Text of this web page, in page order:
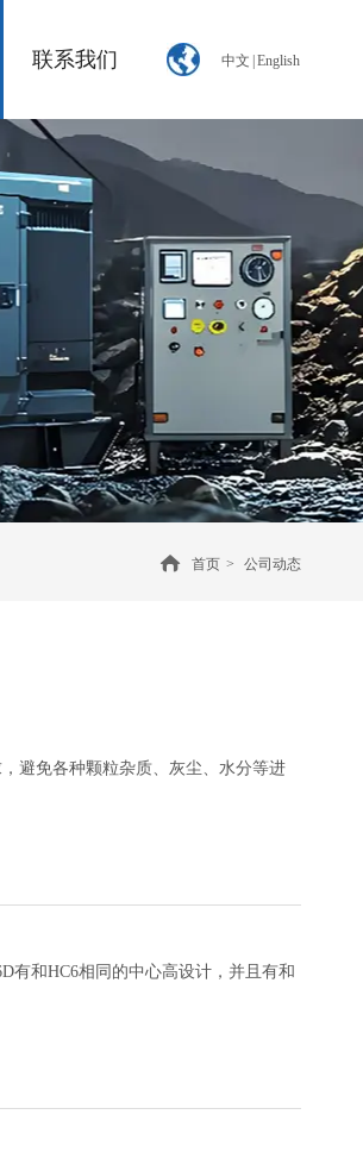
中文 English
联系我们
首页 > 公司动态
避免各种颗粒杂质、灰尘、水分等进